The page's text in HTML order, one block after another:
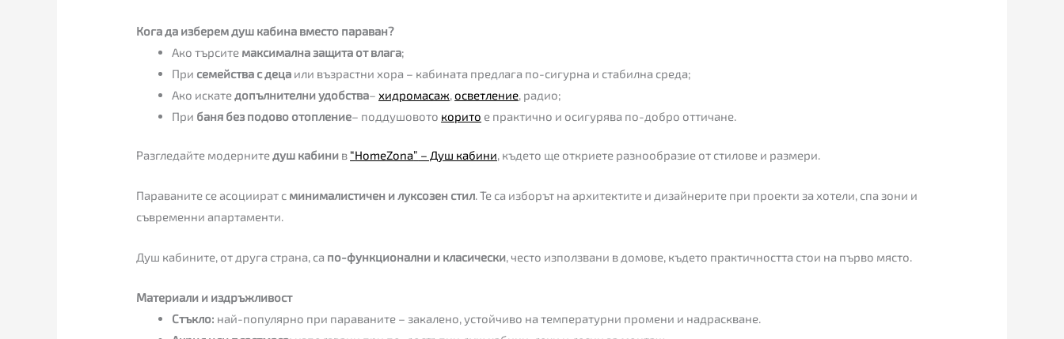
Кога да изберем душ кабина вместо параван?
Ако търсите максимална защита от влага;
При семейства с деца или възрастни хора – кабината предлага по-сигурна и стабилна среда;
Ако искате допълнителни удобства–хидромасаж ,осветление , радио;
При баня без подово отопление– поддушовото корито е практично и осигурява по-добро оттичане.
Разгледайте модернитедуш кабини в “HomeZona” – Душ кабини, където ще откриете разнообразие от стилове и размери.
Параваните се асоциират с минималистичен и луксозен стил. Те са изборът на архитектите и дизайнерите при проекти за хотели, спа зони и
съвременни апартаменти.
Душ кабините, от друга страна, са по-функционални и класически, често използвани в домове, където практичността стои на първо място.
Материали и издръжливост
Стъкло: най-популярно при параваните – закалено, устойчиво на температурни промени и надраскване.